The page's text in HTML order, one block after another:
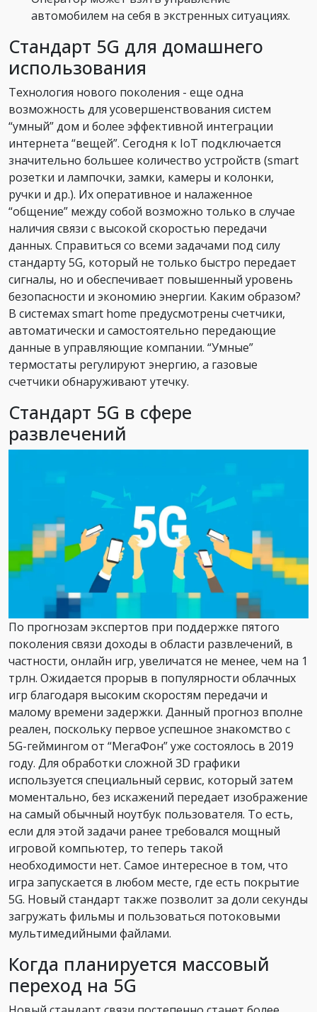
автомобилем на себя в экстренных ситуациях.
Стандарт 5G для домашнего
использования
Технология нового поколения - еще одна
возможность для усовершенствования систем
“умный” дом и более эффективной интеграции
интернета “вещей”. Сегодня к IoT подключается
значительно большее количество устройств (smart
розетки и лампочки, замки, камеры и колонки,
ручки и др.). Их оперативное и налаженное
“общение” между собой возможно только в случае
наличия связи с высокой скоростью передачи
данных. Справиться со всеми задачами под силу
стандарту 5G, который не только быстро передает
сигналы, но и обеспечивает повышенный уровень
безопасности и экономию энергии. Каким образом?
В системах smart home предусмотрены счетчики,
автоматически и самостоятельно передающие
данные в управляющие компании. “Умные”
термостаты регулируют энергию, а газовые
счетчики обнаруживают утечку.
Стандарт 5G в сфере
развлечений
По прогнозам экспертов при поддержке пятого
поколения связи доходы в области развлечений, в
частности, онлайн игр, увеличатся не менее, чем на 1
трлн. Ожидается прорыв в популярности облачных
игр благодаря высоким скоростям передачи и
малому времени задержки. Данный прогноз вполне
реален, поскольку первое успешное знакомство с
5G-геймингом от “МегаФон” уже состоялось в 2019
году. Для обработки сложной 3D графики
используется специальный сервис, который затем
моментально, без искажений передает изображение
на самый обычный ноутбук пользователя. То есть,
если для этой задачи ранее требовался мощный
игровой компьютер, то теперь такой
необходимости нет. Самое интересное в том, что
игра запускается в любом месте, где есть покрытие
5G. Новый стандарт также позволит за доли секунды
загружать фильмы и пользоваться потоковыми
мультимедийными файлами.
Когда планируется массовый
переход на 5G